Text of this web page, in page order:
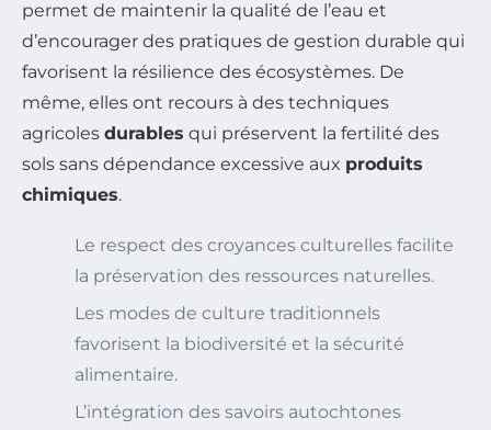
permet de maintenir la qualité de l’eau et
d’encourager des pratiques de gestion durable qui
favorisent la résilience des écosystèmes. De
même, elles ont recours à des techniques
agricoles durables qui préservent la fertilité des
sols sans dépendance excessive aux produits
chimiques.
Le respect des croyances culturelles facilite
la préservation des ressources naturelles.
Les modes de culture traditionnels
favorisent la biodiversité et la sécurité
alimentaire.
L’intégration des savoirs autochtones